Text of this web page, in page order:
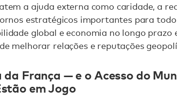
a ajuda externa como caridade, a
estratégicos importantes para
global e economia no longo prazo
melhorar relações e reputações
França — e o Acesso do
em Jogo